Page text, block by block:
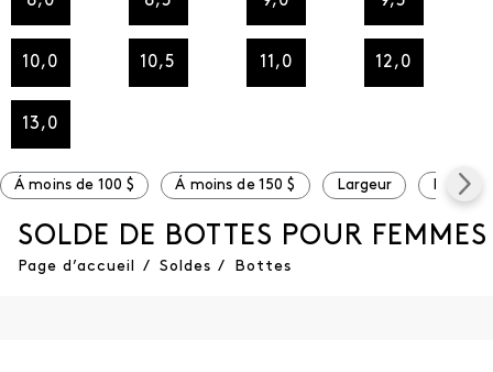
10,0 10,5 11,0 12,0
13,0
Á moins de 100 $ Á moins de 150 $ Largeur Large
SOLDE DE BOTTES POUR FEMMES
Page d’accueil / Soldes / Bottes